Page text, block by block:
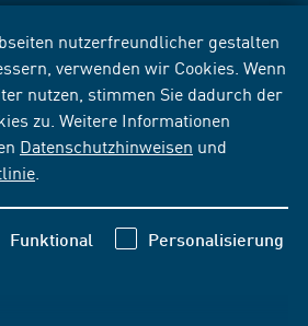
nutzerfreundlicher gestalten
verwenden wir Cookies. Wenn
nutzen, stimmen Sie dadurch der
zu. Weitere Informationen
Datenschutzhinweisen und
Funktional Personalisierung